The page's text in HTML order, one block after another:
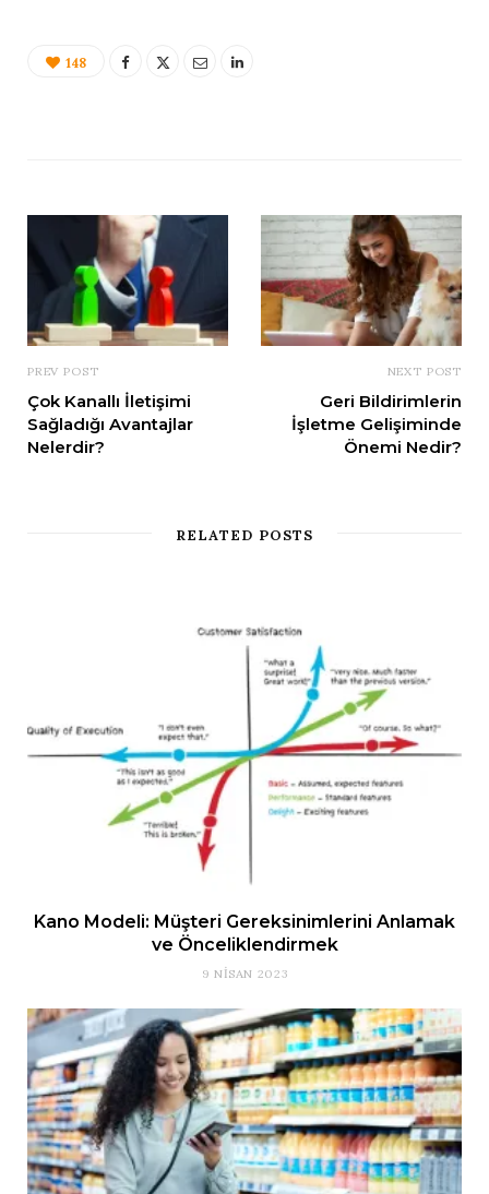
148
PREV POST
Çok Kanallı İletişimi
Sağladığı Avantajlar
Nelerdir?
NEXT POST
Geri Bildirimlerin
İşletme Gelişiminde
Önemi Nedir?
RELATED POSTS
Kano Modeli: Müşteri Gereksinimlerini Anlamak
ve Önceliklendirmek
9 NISAN 2023